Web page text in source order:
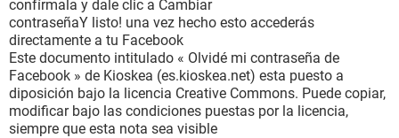
confírmala y dale clic a Cambiar
contraseñaY listo! una vez hecho esto accederás
directamente a tu Facebook
Este documento intitulado « Olvidé mi contraseña de
Facebook » de Kioskea (es.kioskea.net) esta puesto a
diposición bajo la licencia Creative Commons. Puede copiar,
modificar bajo las condiciones puestas por la licencia,
siempre que esta nota sea visible